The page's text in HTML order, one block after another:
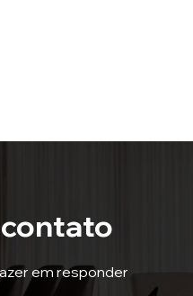
em responder